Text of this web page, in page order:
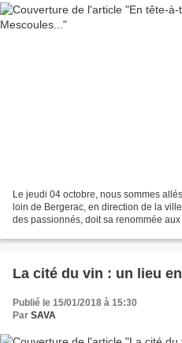
Le jeudi 04 octobre, nous sommes
loin de Bergerac, en direction de la
des passionnés, doit sa renommée
La cité du vin : un lieu
Publié le 15/01/2018 à 15:30
Par SAVA